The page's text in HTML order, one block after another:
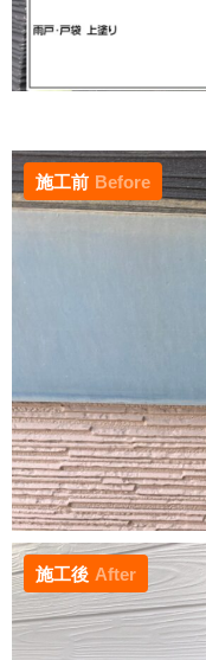
施工前 Before
施工後 After